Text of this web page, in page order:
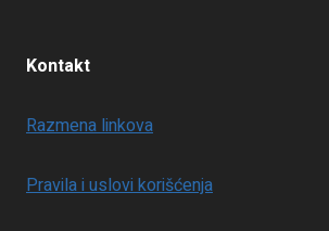
Kontakt
Razmena linkova
Pravila i uslovi korišćenja